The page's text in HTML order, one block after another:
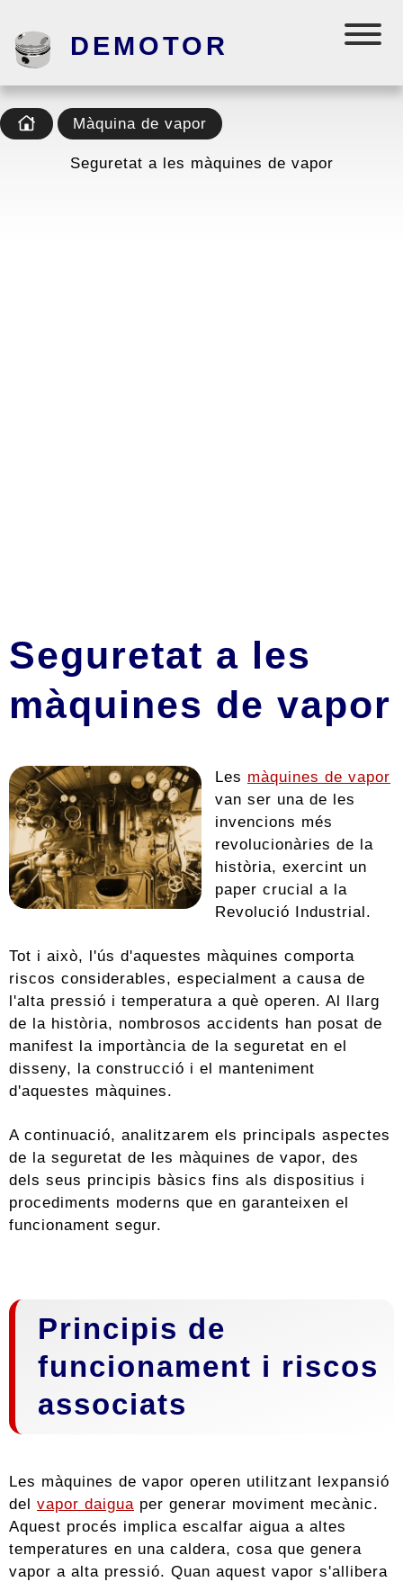
DEMOTOR
Màquina de vapor
Seguretat a les màquines de vapor
Seguretat a les
màquines de vapor
Les màquines de vapor
van ser una de les
invencions més
revolucionàries de la
història, exercint un
paper crucial a la
Revolució Industrial.
Tot i això, l'ús d'aquestes màquines comporta
riscos considerables, especialment a causa de
l'alta pressió i temperatura a què operen. Al llarg
de la història, nombrosos accidents han posat de
manifest la importància de la seguretat en el
disseny, la construcció i el manteniment
d'aquestes màquines.
A continuació, analitzarem els principals aspectes
de la seguretat de les màquines de vapor, des
dels seus principis bàsics fins als dispositius i
procediments moderns que en garanteixen el
funcionament segur.
Principis de
funcionament i riscos
associats
Les màquines de vapor operen utilitzant lexpansió
del vapor daigua per generar moviment mecànic.
Aquest procés implica escalfar aigua a altes
temperatures en una caldera, cosa que genera
vapor a alta pressió. Quan aquest vapor s'allibera